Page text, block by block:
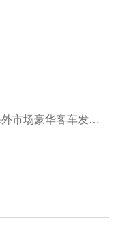
国机集团·恒天百路佳海外市场豪华客车发运活动举行